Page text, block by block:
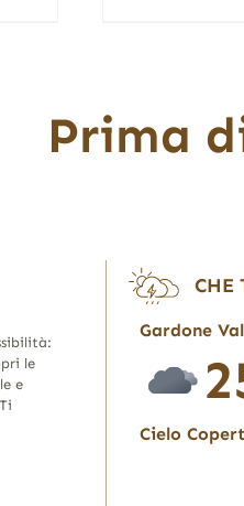
Prima
le
e
CHE
Gardone
Cielo